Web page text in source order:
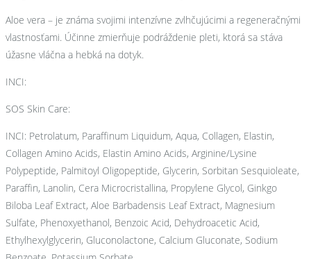
Aloe vera – je známa svojimi intenzívne zvlhčujúcimi a regeneračnými
vlastnosťami. Účinne zmierňuje podráždenie pleti, ktorá sa stáva
úžasne vláčna a hebká na dotyk.
INCI:
SOS Skin Care:
INCI: Petrolatum, Paraffinum Liquidum, Aqua, Collagen, Elastin,
Collagen Amino Acids, Elastin Amino Acids, Arginine/Lysine
Polypeptide, Palmitoyl Oligopeptide, Glycerin, Sorbitan Sesquioleate,
Paraffin, Lanolin, Cera Microcristallina, Propylene Glycol, Ginkgo
Biloba Leaf Extract, Aloe Barbadensis Leaf Extract, Magnesium
Sulfate, Phenoxyethanol, Benzoic Acid, Dehydroacetic Acid,
Ethylhexylglycerin, Gluconolactone, Calcium Gluconate, Sodium